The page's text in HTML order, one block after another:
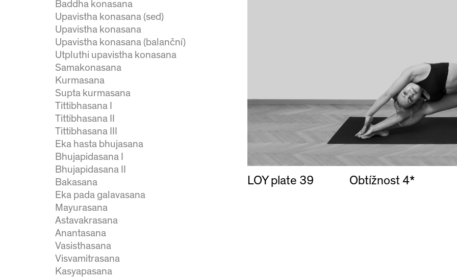
Baddha konasana
Upavistha konasana (sed)
Upavistha konasana
Upavistha konasana (balanční)
Utpluthi upavistha konasana
Samakonasana
Kurmasana
Supta kurmasana
Tittibhasana I
Tittibhasana II
Tittibhasana III
Eka hasta bhujasana
Bhujapidasana I
Bhujapidasana II
Bakasana
Eka pada galavasana
Mayurasana
Astavakrasana
Anantasana
Vasisthasana
Visvamitrasana
Kasyapasana
LOY plate 39 Obtížnost 4*